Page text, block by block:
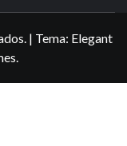
| Tema: Elegant
.